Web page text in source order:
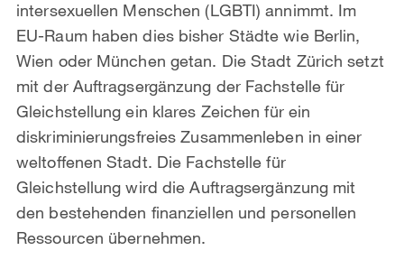
intersexuellen Menschen (LGBTI) annimmt. Im
EU-Raum haben dies bisher Städte wie Berlin,
Wien oder München getan. Die Stadt Zürich setzt
mit der Auftragsergänzung der Fachstelle für
Gleichstellung ein klares Zeichen für ein
diskriminierungsfreies Zusammenleben in einer
weltoffenen Stadt. Die Fachstelle für
Gleichstellung wird die Auftragsergänzung mit
den bestehenden finanziellen und personellen
Ressourcen übernehmen.